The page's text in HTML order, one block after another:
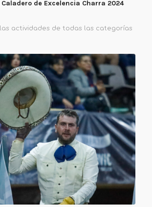
de Excelencia Charra 2024
las actividades de todas las categorías